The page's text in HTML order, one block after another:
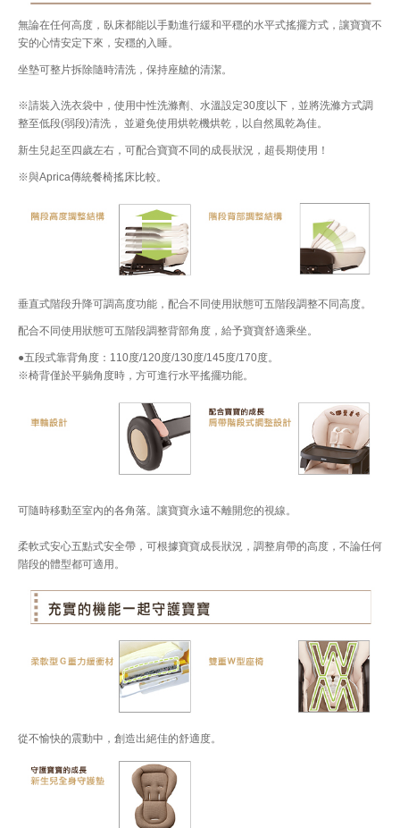
無論在任何高度，臥床都能以手動進行緩和平穩的水平式搖擺方式，讓寶寶不
安的心情安定下來，安穩的入睡。
坐墊可整片拆除隨時清洗，保持座艙的清潔。
※請裝入洗衣袋中，使用中性洗滌劑、水溫設定30度以下，並將洗滌方式調
整至低段(弱段)清洗， 並避免使用烘乾機烘乾，以自然風乾為佳。
新生兒起至四歲左右，可配合寶寶不同的成長狀況，超長期使用！
※與Aprica傳統餐椅搖床比較。
垂直式階段升降可調高度功能，配合不同使用狀態可五階段調整不同高度。
配合不同使用狀態可五階段調整背部角度，給予寶寶舒適乘坐。
●五段式靠背角度：110度/120度/130度/145度/170度。
※椅背僅於平躺角度時，方可進行水平搖擺功能。
可隨時移動至室內的各角落。讓寶寶永遠不離開您的視線。
柔軟式安心五點式安全帶，可根據寶寶成長狀況，調整肩帶的高度，不論任何
階段的體型都可適用。
從不愉快的震動中，創造出絕佳的舒適度。